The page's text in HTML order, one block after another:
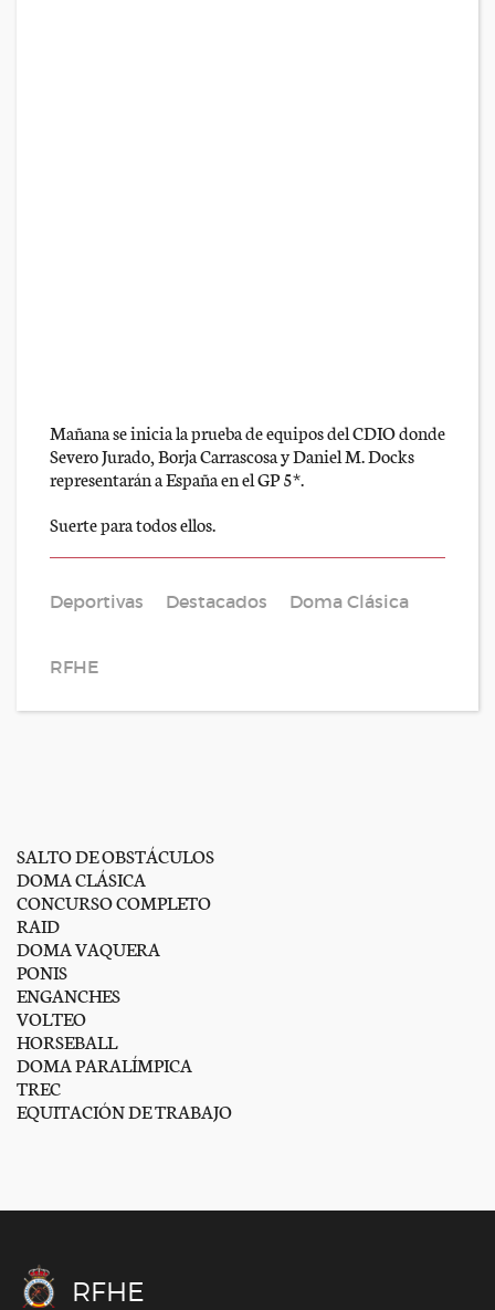
Mañana se inicia la prueba de equipos del CDIO donde
Severo Jurado, Borja Carrascosa y Daniel M. Docks
representarán a España en el GP 5*.
Suerte para todos ellos.
Deportivas Destacados Doma Clásica
RFHE
SALTO DE OBSTÁCULOS
DOMA CLÁSICA
CONCURSO COMPLETO
RAID
DOMA VAQUERA
PONIS
ENGANCHES
VOLTEO
HORSEBALL
DOMA PARALÍMPICA
TREC
EQUITACIÓN DE TRABAJO
RFHE